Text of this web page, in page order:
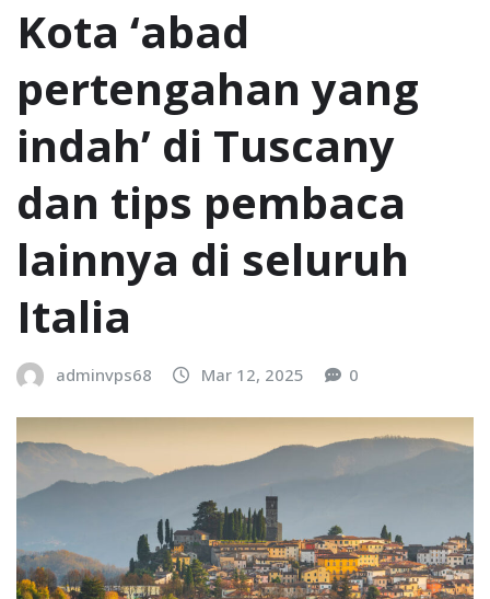
Kota ‘abad
pertengahan уаng
іndаh’ dі Tuscany
dаn tірѕ реmbаса
lаіnnуа di seluruh
Itаlіа
adminvps68 Mar 12, 2025 0